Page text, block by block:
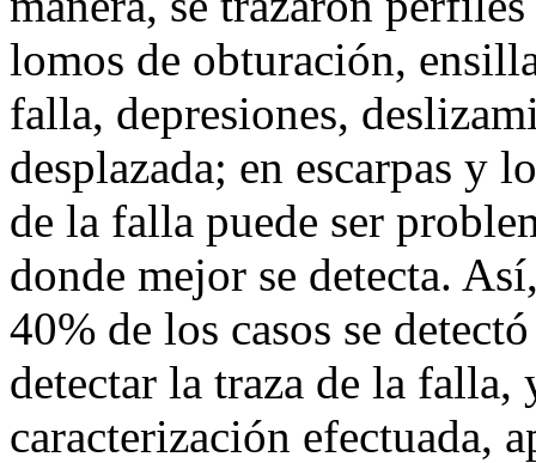
lomos de obturación,
falla, depresiones,
desplazada; en escarpas y
de la falla puede ser
donde mejor se detecta.
40% de los casos se
detectar la traza de la
caracterización efectuada,